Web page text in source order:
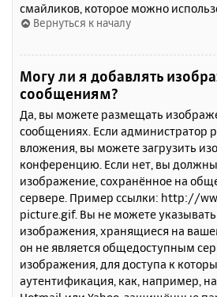
смайликов, которое можно
Вернуться к началу
Могу ли я добавлять
сообщениям?
Да, вы можете размещать
сообщениях. Если администратор
вложения, вы можете загрузить
конференцию. Если нет, вы должны
изображение, сохранённое на
сервере. Пример ссылки: http://
picture.gif. Вы не можете
изображения, хранящиеся на
он не является общедоступным
изображения, для доступа к
аутентификация, как, например,